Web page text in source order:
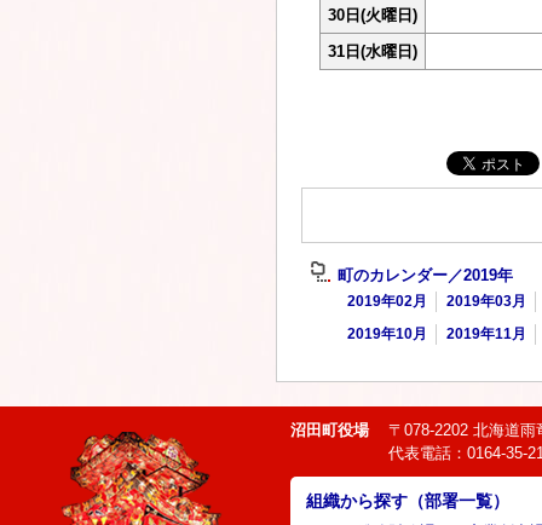
30日 (火曜日)
31日 (水曜日)
町のカレンダー／2019年
2019年02月 2019年03月
2019年10月 2019年11月
沼田町役場
〒078-2202 北海道
代表電話：0164-35-
組織から探す（部署一覧）